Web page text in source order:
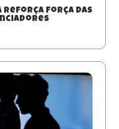
reforça força das